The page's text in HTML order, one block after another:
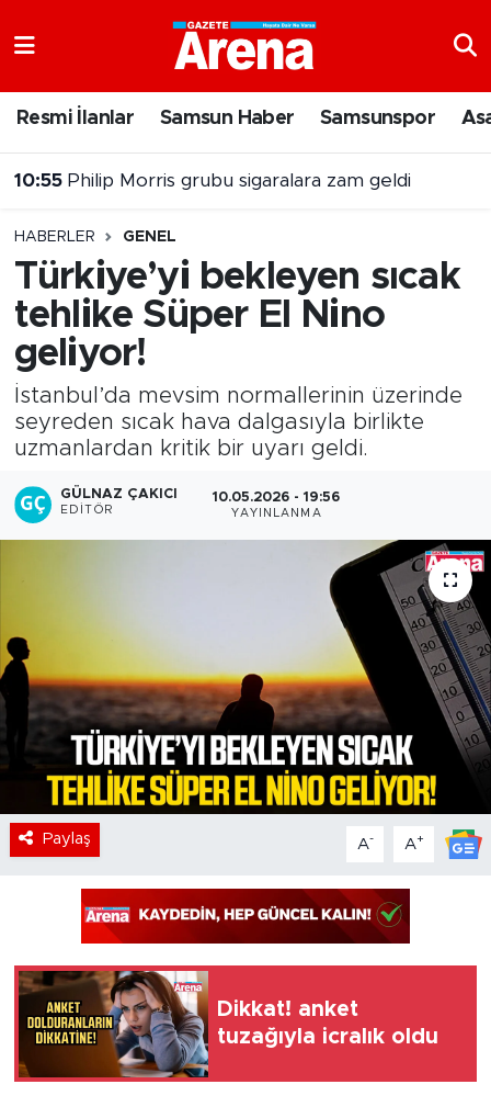
Resmi İlanlar Samsun Haber Samsunspor
10:55 Philip Morris grubu sigaralara zam geldi
10:36 Bafra Ovasında hasat devam ediyor
HABERLER GENEL
Türkiye’yi bekleyen sıcak
tehlike Süper El Nino
geliyor!
İstanbul’da mevsim normallerinin üzerinde
seyreden sıcak hava dalgasıyla birlikte
uzmanlardan kritik bir uyarı geldi.
GÜLNAZ ÇAKICI
EDITÖR
10.05.2026 - 19:56
YAYINLANMA
Paylaş A- A+
Dikkat! anket
tuzağıyla icralık oldu
Samsun Namaz Vakitleri
Süper Lig Puan Durumu ve Fikstür
Tüm Manşetler
Son Dakika Haberleri